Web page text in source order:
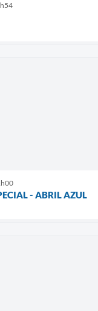
- ABRIL AZUL